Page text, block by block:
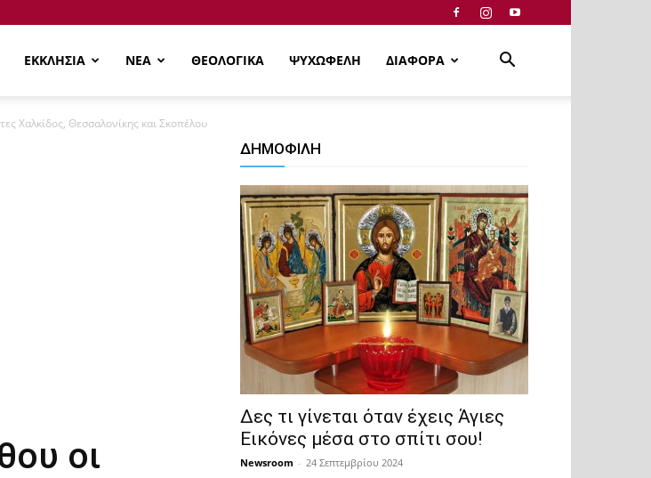
ΕΚΚΛΗΣΙΑ ΝΕΑ ΘΕΟΛΟΓΙΚΑ ΨΥΧΩΦΕΛΗ ΔΙΑΦΟΡΑ
Χαλκίδος, Θεσσαλονίκης και Σκοπέλου
οι
ΔΗΜΟΦΙΛΗ
Δες τι γίνεται όταν έχεις Άγιες
Εικόνες μέσα στο σπίτι σου!
Newsroom - 24 Σεπτεμβρίου 2024